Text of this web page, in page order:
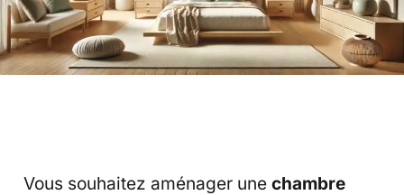
Vous souhaitez aménager une chambre